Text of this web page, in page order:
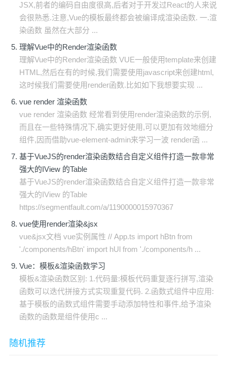
JSX,前者的编码自由度很高,后者对于开发过React的人来说
会很熟悉.注意,Vue的模板最终都会被编译成渲染函数. 一.渲
染函数 虽然在大部分 ...
理解Vue中的Render渲染函数
理解Vue中的Render渲染函数 VUE一般使用template来创建
HTML,然后在有的时候,我们需要使用javascript来创建html,
这时候我们需要使用render函数.比如如下我想要实现 ...
vue render 渲染函数
vue render 渲染函数 经常看到使用render渲染函数的示例,
而且在一些特殊情况下,确实更好使用,可以更加有效地细分
组件,因而借助vue-element-admin来学习一波 render函 ...
基于VueJS的render渲染函数结合自定义组件打造一款非常
强大的IView 的Table
基于VueJS的render渲染函数结合自定义组件打造一款非常
强大的IView 的Table
https://segmentfault.com/a/1190000015970367
vue使用render渲染&jsx
vue&jsx文档 vue实例属性 // App.ts import hBtn from
'./components/hBtn' import hUl from './components/h ...
Vue：模板&渲染函数学习
模板&渲染函数区别: 1.代码量:模板代码重复逐行拼写,渲染
函数可以迭代拼接方式实现重复代码. 2.函数式组件中应用:
基于模板的函数式组件需要手动添加特性和事件,给予渲染
函数的函数是组件使用c ...
随机推荐